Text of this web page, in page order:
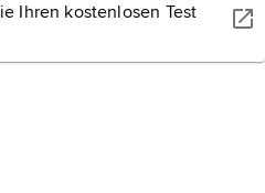
Ihren kostenlosen Test